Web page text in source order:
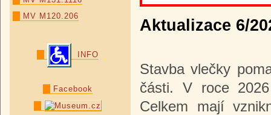
MV M120.206
INFO
Facebook
Aktualizace 6/
Stavba vlečky
části. V roce
Celkem mají